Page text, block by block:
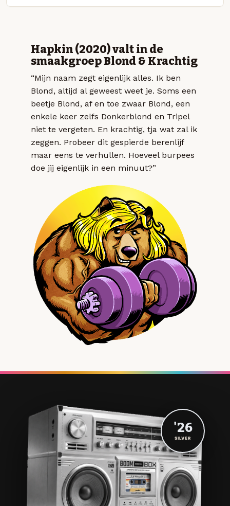
Hapkin (2020) valt in de
smaakgroep Blond & Krachtig
“Mijn naam zegt eigenlijk alles. Ik ben
Blond, altijd al geweest weet je. Soms een
beetje Blond, af en toe zwaar Blond, een
enkele keer zelfs Donkerblond en Tripel
niet te vergeten. En krachtig, tja wat zal ik
zeggen. Probeer dit gespierde berenlijf
maar eens te verhullen. Hoeveel burpees
doe jij eigenlijk in een minuut?”
'26
SILVER